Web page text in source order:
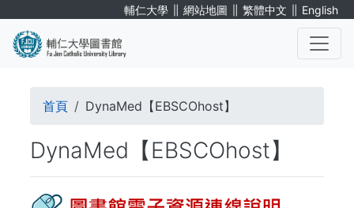
輔仁大學 ∥ 網站地圖 ∥ 繁體中文 ∥ English
導
連
結
首頁 DynaMed【EBSCOhost】
DynaMed【EBSCOhost】